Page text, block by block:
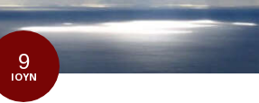
9
ΙΟΎΝ